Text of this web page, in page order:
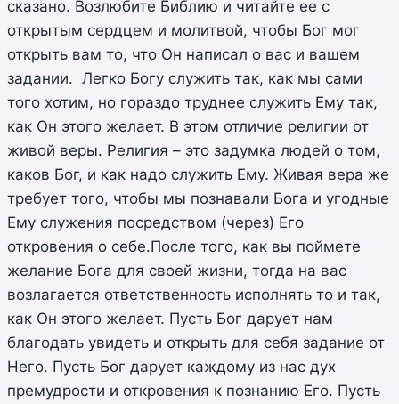
сказано. Возлюбите Библию и читайте ее с
открытым сердцем и молитвой, чтобы Бог мог
открыть вам то, что Он написал о вас и вашем
задании. Легко Богу служить так, как мы сами
того хотим, но гораздо труднее служить Ему так,
как Он этого желает. В этом отличие религии от
живой веры. Религия – это задумка людей о том,
каков Бог, и как надо служить Ему. Живая вера же
требует того, чтобы мы познавали Бога и угодные
Ему служения посредством (через) Его
откровения о себе.После того, как вы поймете
желание Бога для своей жизни, тогда на вас
возлагается ответственность исполнять то и так,
как Он этого желает. Пусть Бог дарует нам
благодать увидеть и открыть для себя задание от
Него. Пусть Бог дарует каждому из нас дух
премудрости и откровения к познанию Его. Пусть